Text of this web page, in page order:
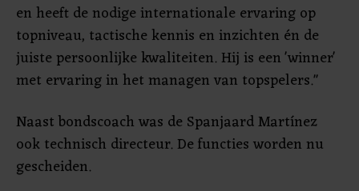
en heeft de nodige internationale ervaring op
topniveau, tactische kennis en inzichten én de
juiste persoonlijke kwaliteiten. Hij is een 'winner'
met ervaring in het managen van topspelers."
Naast bondscoach was de Spanjaard Martínez
ook technisch directeur. De functies worden nu
gescheiden.